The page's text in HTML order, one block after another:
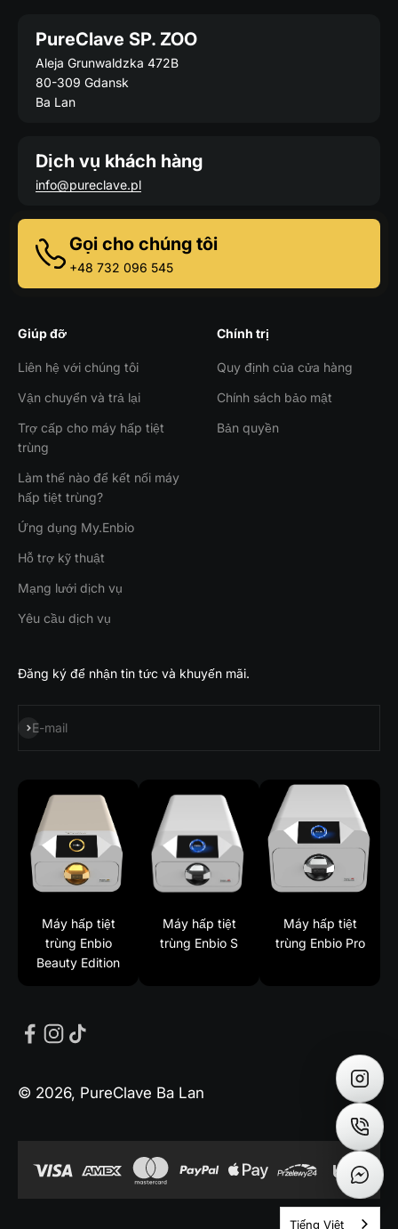
PureClave SP. ZOO
Aleja Grunwaldzka 472B
80-309 Gdansk
Ba Lan
Dịch vụ khách hàng
info@pureclave.pl
Gọi cho chúng tôi
+48 732 096 545
Giúp đỡ
Liên hệ với chúng tôi
Vận chuyển và trả lại
Trợ cấp cho máy hấp tiệt
trùng
Làm thế nào để kết nối máy
hấp tiệt trùng?
Ứng dụng My.Enbio
Hỗ trợ kỹ thuật
Mạng lưới dịch vụ
Yêu cầu dịch vụ
Chính trị
Quy định của cửa hàng
Chính sách bảo mật
Bản quyền
Đăng ký để nhận tin tức và khuyến mãi.
E-mail
Đặt mua
Máy hấp tiệt
trùng Enbio
Beauty Edition
Máy hấp tiệt
trùng Enbio S
Máy hấp tiệt
trùng Enbio Pro
© 2026, PureClave Ba Lan
Tiếng Việt